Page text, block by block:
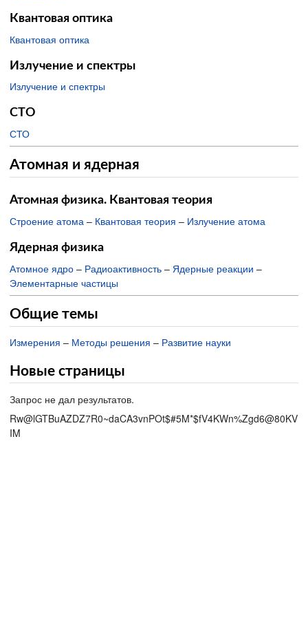
Квантовая оптика
Квантовая оптика
Излучение и спектры
Излучение и спектры
СТО
СТО
Атомная и ядерная
Атомная физика. Квантовая теория
Строение атома – Квантовая теория – Излучение атома
Ядерная физика
Атомное ядро – Радиоактивность – Ядерные реакции –
Элементарные частицы
Общие темы
Измерения – Методы решения – Развитие науки
Новые страницы
Запрос не дал результатов.
Rw@lGTBuAZDZ7R0~daCA3vnPOt$#5M*$fV4KWn%Zgd6@80KV
IM